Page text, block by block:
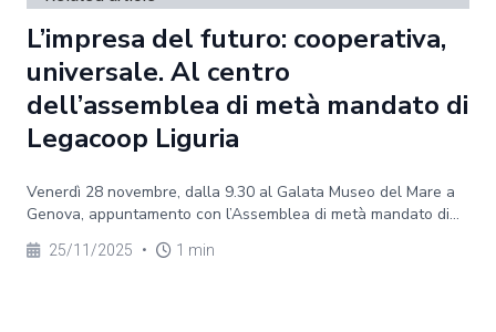
L’impresa del futuro: cooperativa,
universale. Al centro
dell’assemblea di metà mandato di
Legacoop Liguria
Venerdì 28 novembre, dalla 9.30 al Galata Museo del Mare a
Genova, appuntamento con l’Assemblea di metà mandato di...
25/11/2025 • 1 min